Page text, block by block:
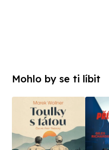
Mohlo by se ti líbit